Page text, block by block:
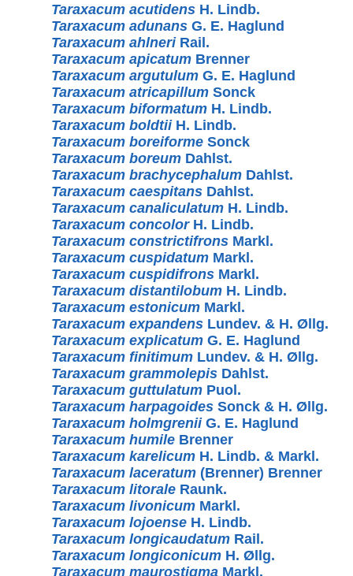
Taraxacum acutidens H. Lindb.
Taraxacum adunans G. E. Haglund
Taraxacum ahlneriRail.
Taraxacum apicatum Brenner
Taraxacum argutulum G. E. Haglund
Taraxacum atricapillum Sonck
Taraxacum biformatum H. Lindb.
Taraxacum boldtiiH. Lindb.
Taraxacum boreiforme Sonck
Taraxacum boreum Dahlst.
Taraxacum brachycephalum Dahlst.
Taraxacum caespitans Dahlst.
Taraxacum canaliculatum H. Lindb.
Taraxacum concolorH. Lindb.
Taraxacum constrictifrons Markl.
Taraxacum cuspidatum Markl.
Taraxacum cuspidifrons Markl.
Taraxacum distantilobum H. Lindb.
Taraxacum estonicum Markl.
Taraxacum expandens Lundev. & H. Øllg.
Taraxacum explicatum G. E. Haglund
Taraxacum finitimum Lundev. & H. Øllg.
Taraxacum grammolepis Dahlst.
Taraxacum guttulatum Puol.
Taraxacum harpagoides Sonck & H. Øllg.
Taraxacum holmgreniiG. E. Haglund
Taraxacum humile Brenner
Taraxacum karelicum H. Lindb. & Markl.
Taraxacum laceratum (Brenner) Brenner
Taraxacum litorale Raunk.
Taraxacum livonicum Markl.
Taraxacum lojoense H. Lindb.
Taraxacum longicaudatum Rail.
Taraxacum longiconicum H. Øllg.
Taraxacum maurostigma Markl.